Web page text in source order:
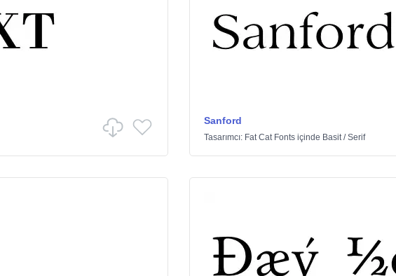
Sanford
Tasarımcı: Fat Cat Fontsiçinde Basit/Serif